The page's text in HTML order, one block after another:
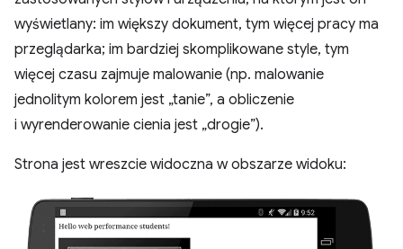
wyświetlany: im większy dokument, tym więcej pracy ma
przeglądarka; im bardziej skomplikowane style, tym
więcej czasu zajmuje malowanie (np. malowanie
jednolitym kolorem jest „tanie”, a obliczenie
i wyrenderowanie cienia jest „drogie”).
Strona jest wreszcie widoczna w obszarze widoku: